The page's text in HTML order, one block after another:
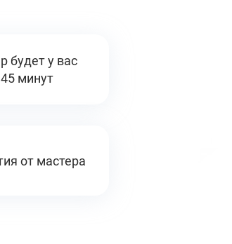
будет у вас
минут
от мастера